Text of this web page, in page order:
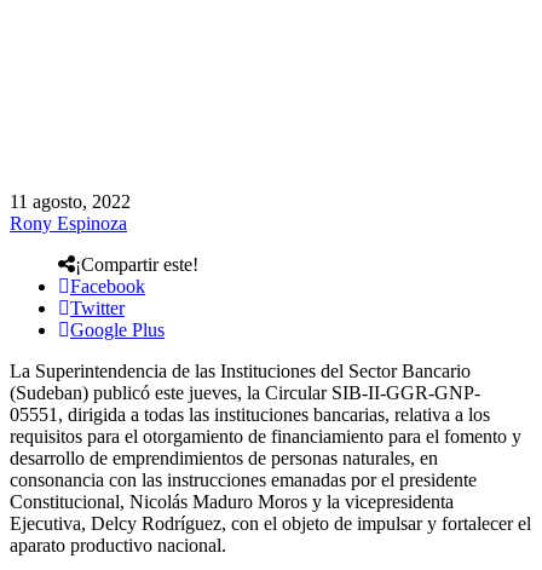
11 agosto, 2022
Rony Espinoza
¡Compartir este!
Facebook
Twitter
Google Plus
La Superintendencia de las Instituciones del Sector Bancario
(Sudeban) publicó este jueves, la Circular SIB-II-GGR-GNP-
05551, dirigida a todas las instituciones bancarias, relativa a los
requisitos para el otorgamiento de financiamiento para el fomento y
desarrollo de emprendimientos de personas naturales, en
consonancia con las instrucciones emanadas por el presidente
Constitucional, Nicolás Maduro Moros y la vicepresidenta
Ejecutiva, Delcy Rodríguez, con el objeto de impulsar y fortalecer el
aparato productivo nacional.